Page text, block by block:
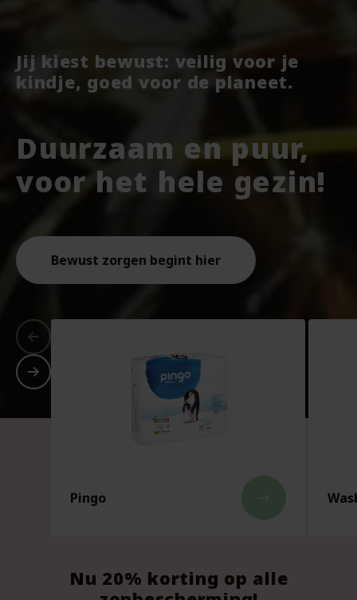
Jij kiest bewust: veilig voor je
kindje, goed voor de planeet.
Duurzaam en puur,
voor het hele gezin!
Bewust zorgen begint hier
Pingo
Nu 20% korting op alle